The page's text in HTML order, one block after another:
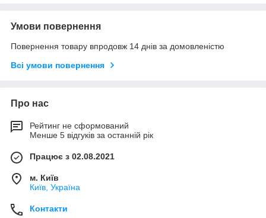
Умови повернення
Повернення товару впродовж 14 днів за домовленістю
Всі умови повернення
Про нас
Рейтинг не сформований
Менше 5 відгуків за останній рік
Працює з 02.08.2021
м. Київ
Київ, Україна
Контакти